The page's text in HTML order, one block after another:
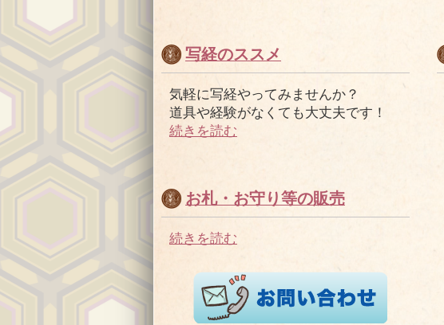
写経のススメ
気軽に写経やってみませんか？
道具や経験がなくても大丈夫です！
続きを読む
お札・お守り等の販売
続きを読む